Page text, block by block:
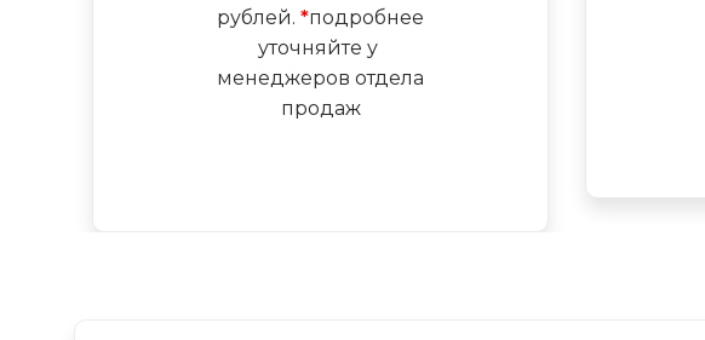
рублей.*подробнее
уточняйте у
менеджеров отдела
продаж